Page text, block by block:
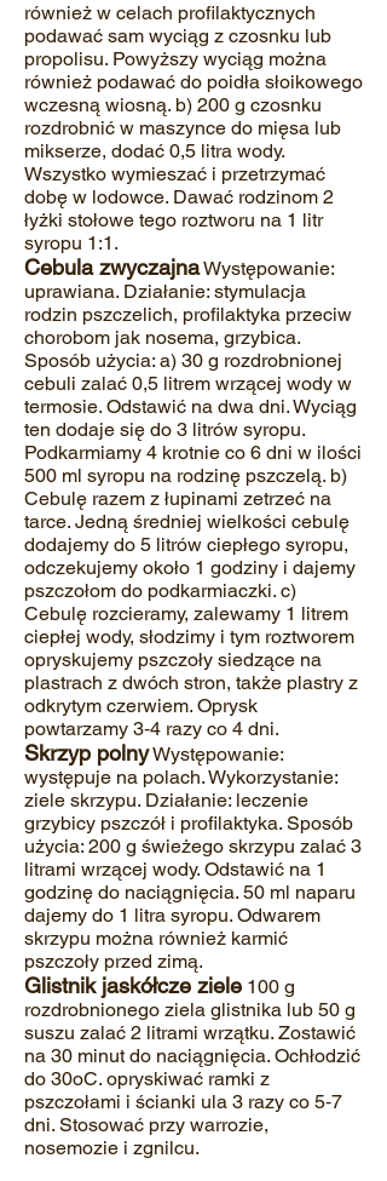
również w celach profilaktycznych
podawać sam wyciąg z czosnku lub
propolisu. Powyższy wyciąg można
również podawać do poidła słoikowego
wczesną wiosną. b) 200 g czosnku
rozdrobnić w maszynce do mięsa lub
mikserze, dodać 0,5 litra wody.
Wszystko wymieszać i przetrzymać
dobę w lodowce. Dawać rodzinom 2
łyżki stołowe tego roztworu na 1 litr
syropu 1:1.
Cebula zwyczajnaWystępowanie:
uprawiana. Działanie: stymulacja
rodzin pszczelich, profilaktyka przeciw
chorobom jak nosema, grzybica.
Sposób użycia: a) 30 g rozdrobnionej
cebuli zalać 0,5 litrem wrzącej wody w
termosie. Odstawić na dwa dni. Wyciąg
ten dodaje się do 3 litrów syropu.
Podkarmiamy 4 krotnie co 6 dni w ilości
500 ml syropu na rodzinę pszczelą. b)
Cebulę razem z łupinami zetrzeć na
tarce. Jedną średniej wielkości cebulę
dodajemy do 5 litrów ciepłego syropu,
odczekujemy około 1 godziny i dajemy
pszczołom do podkarmiaczki. c)
Cebulę rozcieramy, zalewamy 1 litrem
ciepłej wody, słodzimy i tym roztworem
opryskujemy pszczoły siedzące na
plastrach z dwóch stron, także plastry z
odkrytym czerwiem. Oprysk
powtarzamy 3‐4 razy co 4 dni.
Skrzyp polnyWystępowanie:
występuje na polach. Wykorzystanie:
ziele skrzypu. Działanie: leczenie
grzybicy pszczół i profilaktyka. Sposób
użycia: 200 g świeżego skrzypu zalać 3
litrami wrzącej wody. Odstawić na 1
godzinę do naciągnięcia. 50 ml naparu
dajemy do 1 litra syropu. Odwarem
skrzypu można również karmić
pszczoły przed zimą.
Glistnik jaskółcze ziele 100 g
rozdrobnionego ziela glistnika lub 50 g
suszu zalać 2 litrami wrzątku. Zostawić
na 30 minut do naciągnięcia. Ochłodzić
do 30oC. opryskiwać ramki z
pszczołami i ścianki ula 3 razy co 5‐7
dni. Stosować przy warrozie,
nosemozie i zgnilcu.